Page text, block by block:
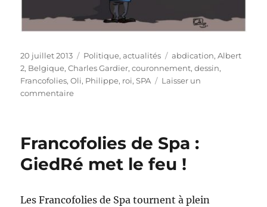
Publié
le
20 juillet 2013 Catégories
Politique, actualités Étiquettes
abdication,Albert
2, Belgique,Charles Gardier,couronnement,dessin,
Francofolies,Oli, Philippe, roi,SPA
Laisser un
commentairesur
chargé
à
Spa
Francofolies de Spa :
GiedRé met le feu !
Les Francofolies de Spa tournent à plein